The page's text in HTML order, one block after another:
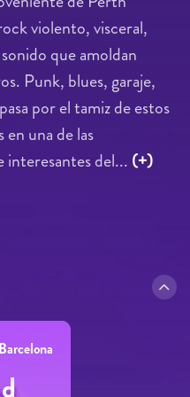
violento, visceral,
que amoldan
Punk, blues, garaje,
por el tamiz de estos
una de las
interesantes del... (+)
Barcelona